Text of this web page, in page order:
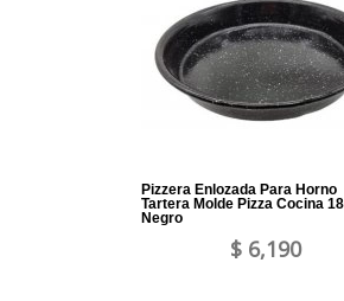
Pizzera Enlozada Para Horno
Tartera Molde Pizza Cocina
Negro
$ 6,190